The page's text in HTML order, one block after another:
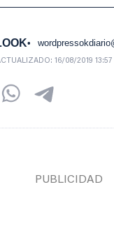
16/08/2019 13:57